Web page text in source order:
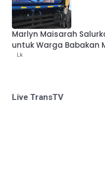
Marlyn Maisarah
untuk Warga Babakan
Lk
Live TransTV